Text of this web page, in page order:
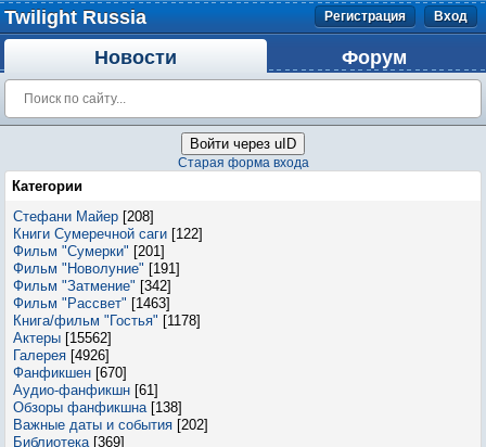
Twilight Russia Регистрация Вход
Новости Форум
Войти через uID
Старая форма входа
Категории
Стефани Майер [208]
Книги Сумеречной саги [122]
Фильм "Сумерки" [201]
Фильм "Новолуние" [191]
Фильм "Затмение" [342]
Фильм "Рассвет" [1463]
Книга/фильм "Гостья" [1178]
Актеры [15562]
Галерея [4926]
Фанфикшен [670]
Аудио-фанфикшн [61]
Обзоры фанфикшна [138]
Важные даты и события [202]
Библиотека [369]